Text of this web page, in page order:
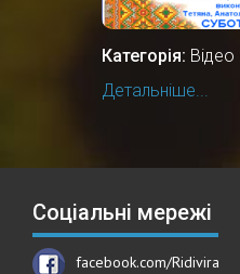
Категорія: Відео
Детальніше...
Соціальні мережі
facebook.com/Ridivira